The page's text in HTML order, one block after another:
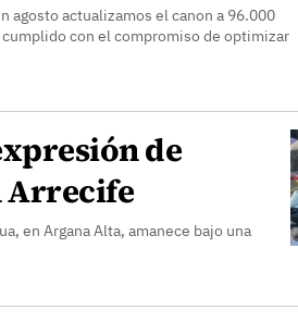
agosto actualizamos el canon a 96.000
con el compromiso de optimizar
de
Arrecife
en Argana Alta, amanece bajo una